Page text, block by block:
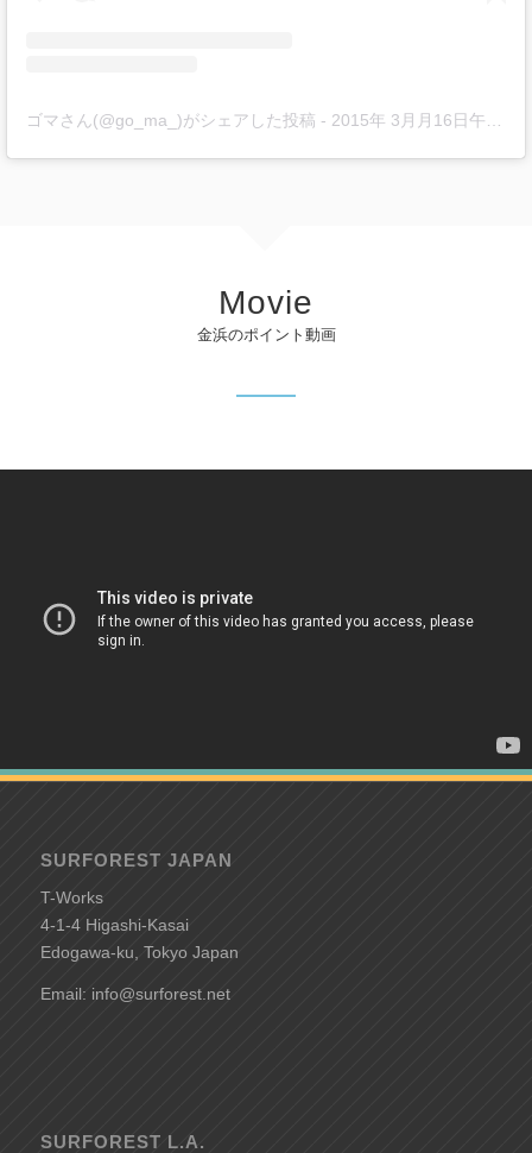
ゴマさん(@go_ma_)がシェアした投稿 - 2015年 3月月16日午前2時44分PDT
Movie
金浜のポイント動画
SURFOREST JAPAN
T-Works
4-1-4 Higashi-Kasai
Edogawa-ku, Tokyo Japan
Email: info@surforest.net
SURFOREST L.A.